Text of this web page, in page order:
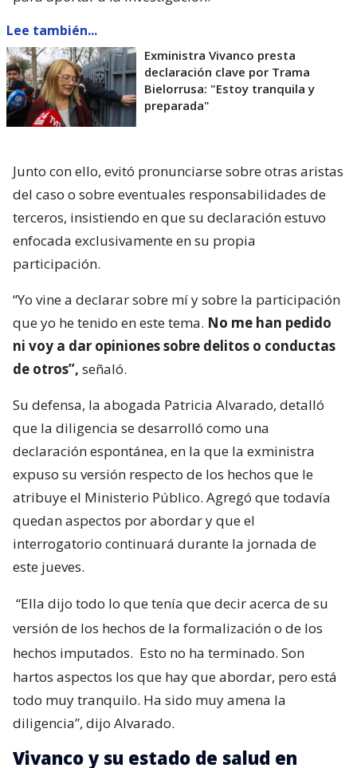
Lee también...
Exministra Vivanco presta
declaración clave por Trama
Bielorrusa: "Estoy tranquila y
preparada"
Junto con ello, evitó pronunciarse sobre otras aristas
del caso o sobre eventuales responsabilidades de
terceros, insistiendo en que su declaración estuvo
enfocada exclusivamente en su propia
participación.
“Yo vine a declarar sobre mí y sobre la participación
que yo he tenido en este tema. No me han pedido
ni voy a dar opiniones sobre delitos o conductas
de otros”, señaló.
Su defensa, la abogada Patricia Alvarado, detalló
que la diligencia se desarrolló como una
declaración espontánea, en la que la exministra
expuso su versión respecto de los hechos que le
atribuye el Ministerio Público. Agregó que todavía
quedan aspectos por abordar y que el
interrogatorio continuará durante la jornada de
este jueves.
“Ella dijo todo lo que tenía que decir acerca de su
versión de los hechos de la formalización o de los
hechos imputados. Esto no ha terminado. Son
hartos aspectos los que hay que abordar, pero está
todo muy tranquilo. Ha sido muy amena la
diligencia”, dijo Alvarado.
Vivanco y su estado de salud en